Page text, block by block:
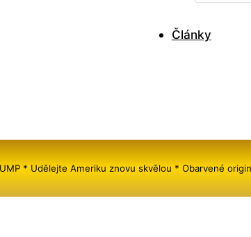
Články
* Udělejte Ameriku znovu skvělou * Obarvené